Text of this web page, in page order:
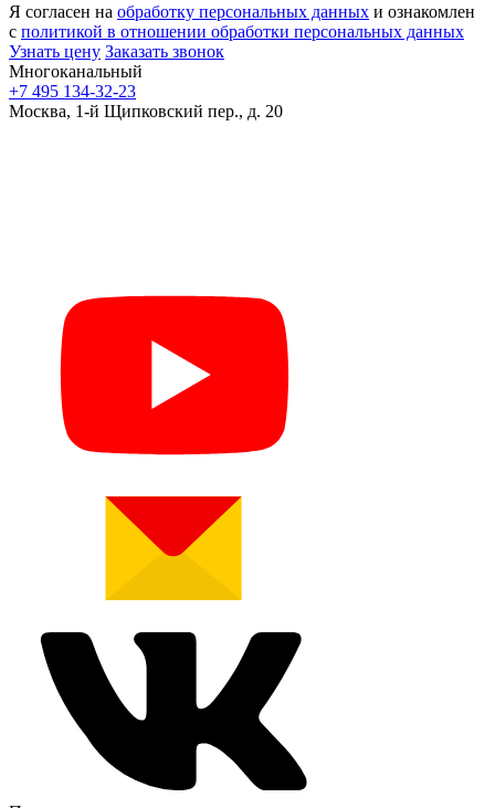
Я согласен на обработку персональных данных и ознакомлен
с политикой в отношении обработки персональных данных
Узнать цену Заказать звонок
Многоканальный
+7 495 134-32-23
Москва, 1-й Щипковский пер., д. 20